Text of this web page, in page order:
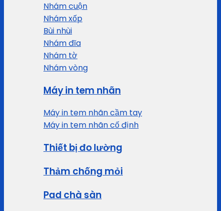
Nhám cuộn
Nhám xốp
Bùi nhùi
Nhám đĩa
Nhám tờ
Nhám vòng
Máy in tem nhãn
Máy in tem nhãn cầm tay
Máy in tem nhãn cố định
Thiết bị đo lường
Thảm chống mỏi
Pad chà sàn